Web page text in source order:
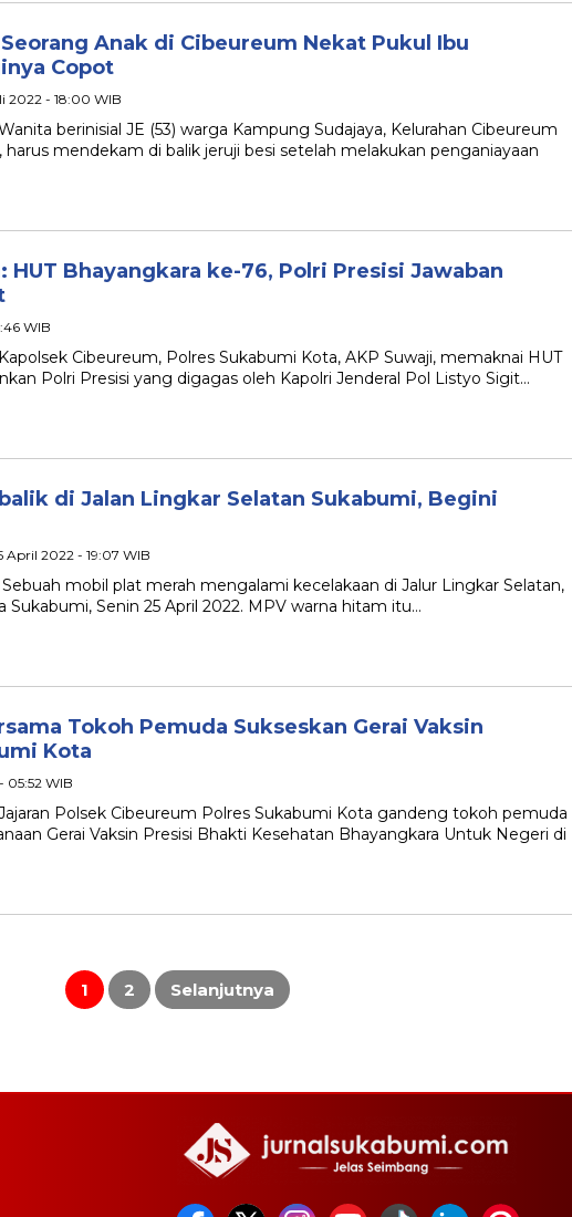
Anak di Cibeureum Nekat Pukul Ibu
Copot
2022 - 18:00 WIB
berinisial JE (53) warga Kampung Sudajaya, Kelurahan Cibeureum
mendekam di balik jeruji besi setelah melakukan penganiayaan
HUT Bhayangkara ke-76, Polri Presisi Jawaban
WIB
Cibeureum, Polres Sukabumi Kota, AKP Suwaji, memaknai HUT
Polri Presisi yang digagas oleh Kapolri Jenderal Pol Listyo Sigit…
di Jalan Lingkar Selatan Sukabumi, Begini
April 2022 - 19:07 WIB
mobil plat merah mengalami kecelakaan di Jalur Lingkar Selatan,
Senin 25 April 2022. MPV warna hitam itu…
Tokoh Pemuda Sukseskan Gerai Vaksin
Kota
05:52 WIB
Polsek Cibeureum Polres Sukabumi Kota gandeng tokoh pemuda
Gerai Vaksin Presisi Bhakti Kesehatan Bhayangkara Untuk Negeri di
1 2 Selanjutnya